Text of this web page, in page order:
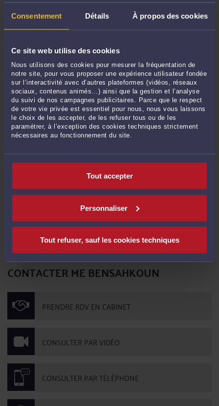
Consentement Détails À propos des cookies
Ce site web utilise des cookies
Nous utilisons des cookies pour mesurer la fréquentation de
notre site, pour vous proposer une expérience utilisateur fondée
sur l’interactivité avec d’autres plateformes (vidéos, réseaux
sociaux, contenus animés…) ainsi que la gestion et l’analyse
du suivi de nos campagnes publicitaires. Parce que le respect
de votre vie privée est essentiel pour nous, nous vous laissons
le choix de les accepter, de les refuser tous ou de les
paramétrer, à l’exception des cookies techniques strictement
nécessaires au fonctionnement du site.
Tout accepter
Personnaliser
Tout refuser, sauf les cookies techniques
avec assurance afin de vérifier si vous bénéficier d’une
protection juridique
N’hésitez pas à nous contacter
David BENSAHKOUN
Avocat à la Cour
http://davidbensahkoun.avocat.fr/
55 rue Servandoni33 000 BORDEAUXTEL : 06-11-96-91-33
Courriel :david.bsk@live.fr
Commentaires
ENVOYER
Pas de contribution, soyez le premier
CONTACTER ME BENSAHKOUN
PRENDRE RDV EN CABINET
CONSULTER PAR VIDÉO
CONSULTER PAR TÉLÉPHONE